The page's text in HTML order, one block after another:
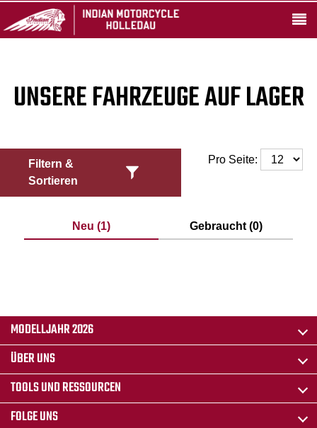
UNSERE FAHRZEUGE AUF LAGER
Filtern &
Sortieren
Pro Seite:
Neu (1) Gebraucht (0)
MODELLJAHR 2026
ÜBER UNS
TOOLS UND RESSOURCEN
FOLGE UNS